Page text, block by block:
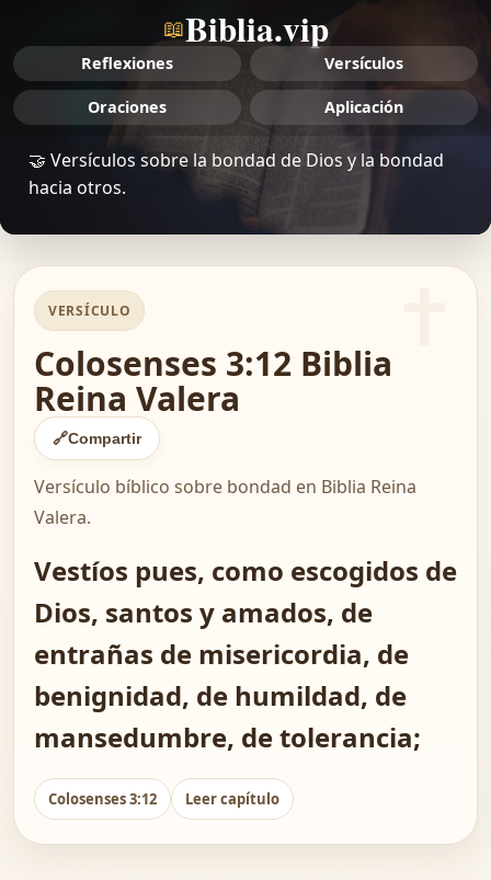
📖Biblia.vip
Reflexiones Versículos
Oraciones Aplicación
🤝 Versículos sobre la bondad de Dios y la bondad
hacia otros.
VERSÍCULO
Colosenses 3:12 Biblia
Reina Valera
🔗Compartir
Versículo bíblico sobre bondad en Biblia Reina
Valera.
Vestíos pues, como escogidos de
Dios, santos y amados, de
entrañas de misericordia, de
benignidad, de humildad, de
mansedumbre, de tolerancia;
Colosenses 3:12 Leer capítulo